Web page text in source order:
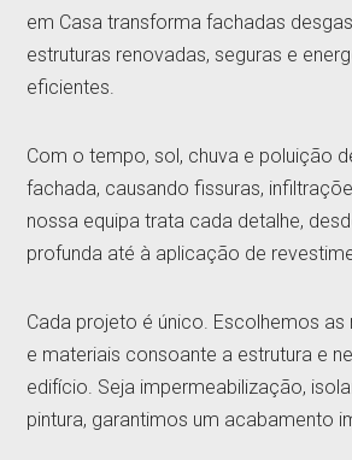
em Casa transforma fachadas
estruturas renovadas, seguras e
eficientes.
Com o tempo, sol, chuva e poluição
fachada, causando fissuras,
nossa equipa trata cada detalhe,
profunda até à aplicação de
Cada projeto é único. Escolhemos
e materiais consoante a estrutura e
edifício. Seja impermeabilização,
pintura, garantimos um acabamento